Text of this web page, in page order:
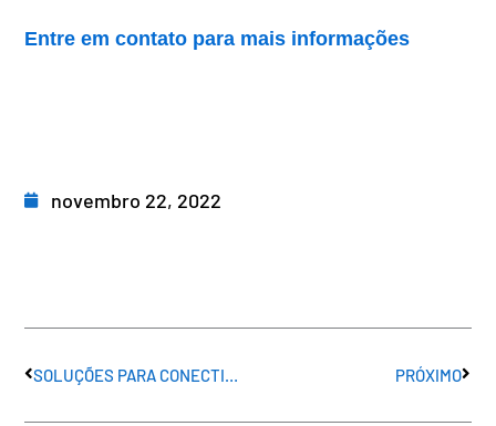
Entre em contato para mais informações
novembro 22, 2022
SOLUÇÕES PARA CONECTIVIDADE INDUSTRIAL: USE DADOS PARA CRESCER
PRÓXIMO